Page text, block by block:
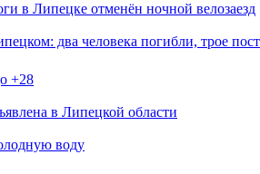
в Липецке отменён ночной велозаезд
два человека погибли, трое
+28
в Липецкой области
воду